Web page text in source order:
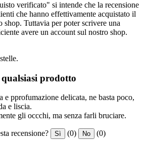
verificato" si intende che la recensione
che hanno effettivamente acquistato il
shop. Tuttavia per poter scrivere una
avere un account sul nostro shop.
prodotto
e pprofumazione delicata, ne basta poco,
e liscia.
gli occchi, ma senza farli bruciare.
recensione? Sì (0) No (0)